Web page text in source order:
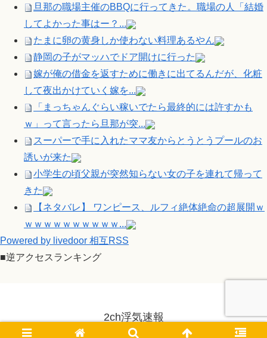
旦那の職場主催のBBQに行ってきた。職場の人「結婚
してよかった事はー？...
たまに卵の黄身しか使わない料理あるやん
静岡の子がマッハでドア開けに行った
嫁が俺の借金を返すために働きに出てるんだが、化粧
して夜出かけていく嫁を...
「まっちゃんぐらい稼いでたら最終的には許すかも
ｗ」って言ったら旦那が突...
スーパーで手に入れたママ友からとうとうプールのお
誘いが来た
小学生の頃父親が突然知らない女の子を連れて帰って
きた
【ネタバレ】 ワンピース、ルフィ絶体絶命の超展開ｗ
ｗｗｗｗｗｗｗｗｗｗ...
Powered by livedoor 相互RSS
■逆アクセスランキング
2ch浮気速報
© 2014-2026 2ch浮気速報.